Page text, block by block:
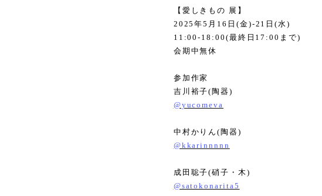
【愛しきもの 展】
2025年5 月 16 日 (金)-21 日(水)
11:00-18:00(最終日 17:00 まで)
会期中無休
参加作家
吉川裕子( 陶器)
@yucomeva
中村かりん( 陶器)
@kkarinnnnn
成田聡子(硝子・木 )
@satokonarita5